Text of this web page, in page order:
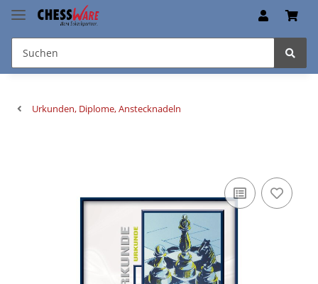
Urkunden, Diplome, Anstecknadeln